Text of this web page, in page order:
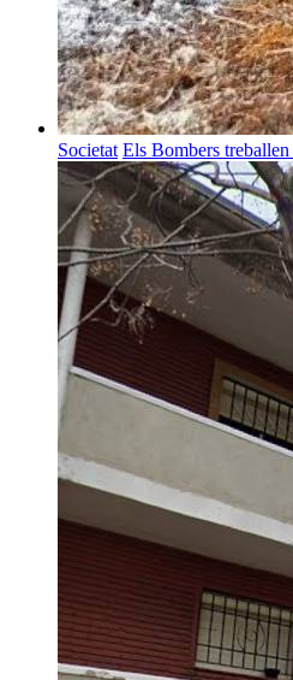
Societat Els Bombers